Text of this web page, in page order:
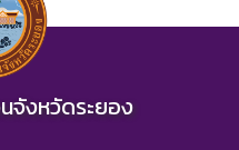
จังหวัดระยอง